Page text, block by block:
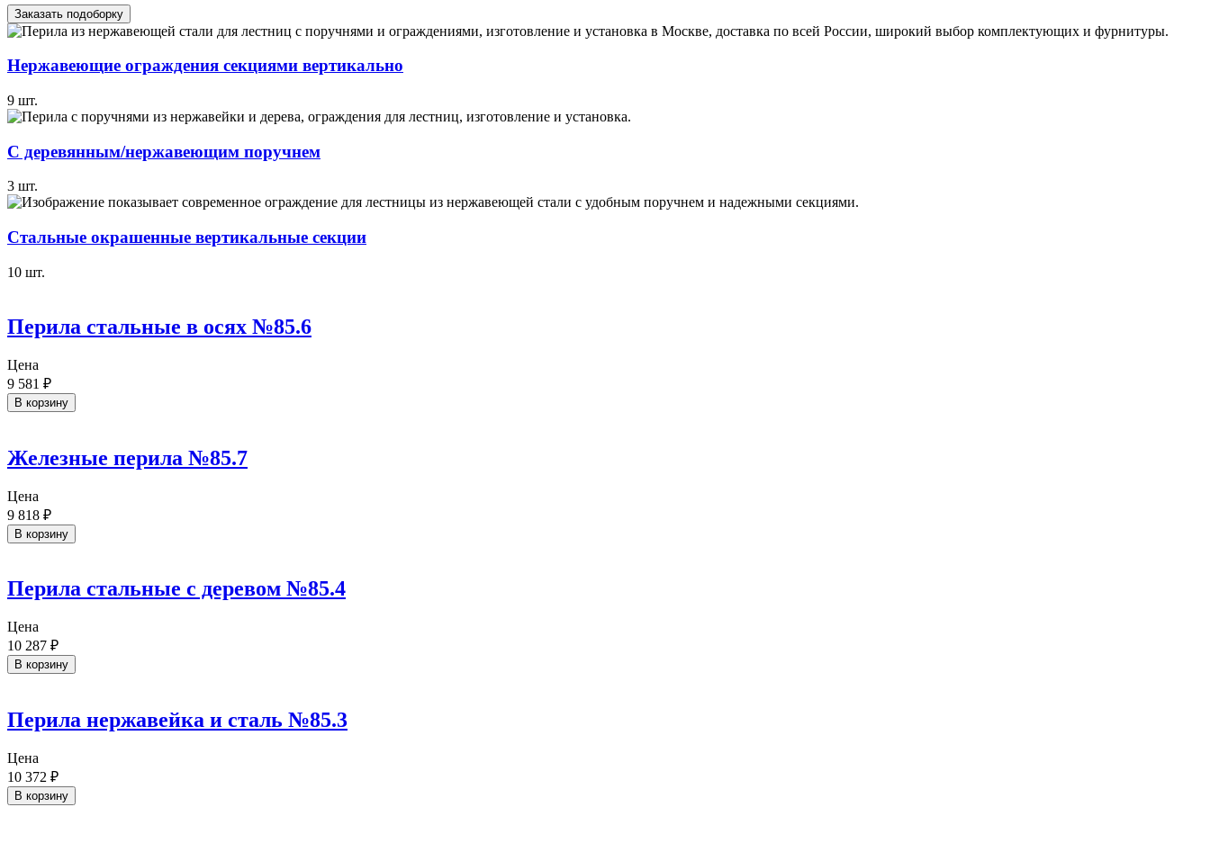
Заказать подоборку
Нержавеющие ограждения секциями вертикально
9 шт.
С деревянным/нержавеющим поручнем
3 шт.
Стальные окрашенные вертикальные секции
10 шт.
Перила стальные в осях №85.6
Цена
9 581 ₽
В корзину
Железные перила №85.7
Цена
9 818 ₽
В корзину
Перила стальные с деревом №85.4
Цена
10 287 ₽
В корзину
Перила нержавейка и сталь №85.3
Цена
10 372 ₽
В корзину